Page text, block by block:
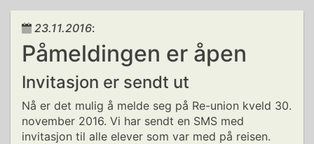
23.11.2016:
Påmeldingen er åpen
Invitasjon er sendt ut
Nå er det mulig å melde seg på Re-union kveld 30.
november 2016. Vi har sendt en SMS med
invitasjon til alle elever som var med på reisen.